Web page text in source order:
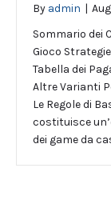
By admin |
Sommario dei
Gioco
Tabella dei
Altre Varianti
Le Regole di
costituisce
dei game da